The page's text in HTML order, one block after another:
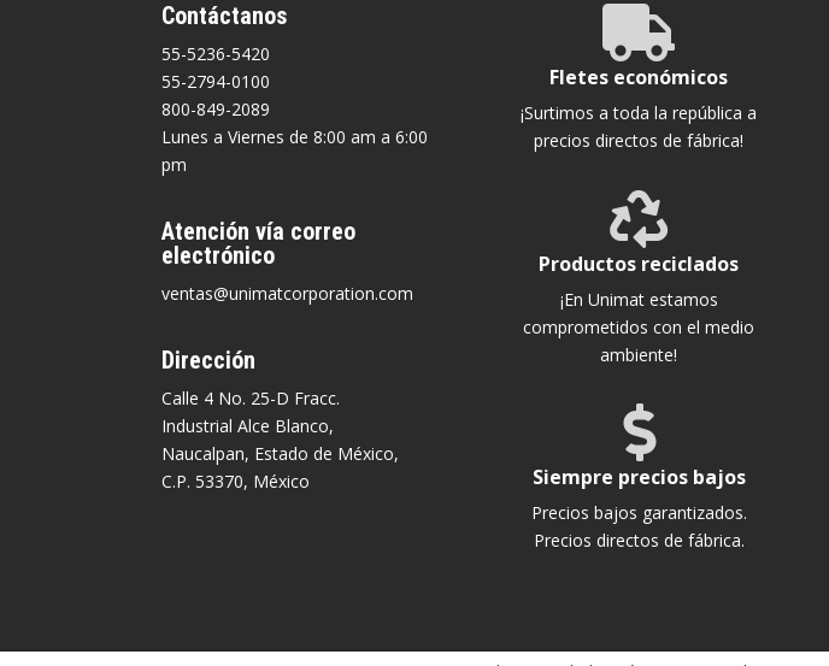
Contáctanos
55-5236-5420
55-2794-0100
800-849-2089
Lunes a Viernes de 8:00 am a 6:00
pm
Atención vía correo
electrónico
ventas@unimatcorporation.com
Dirección
Calle 4 No. 25-D Fracc.
Industrial Alce Blanco,
Naucalpan, Estado de México,
C.P. 53370, México

Fletes económicos
¡Surtimos a toda la república a
precios directos de fábrica!

Productos reciclados
¡En Unimat estamos
comprometidos con el medio
ambiente!

Siempre precios bajos
Precios bajos garantizados.
Precios directos de fábrica.